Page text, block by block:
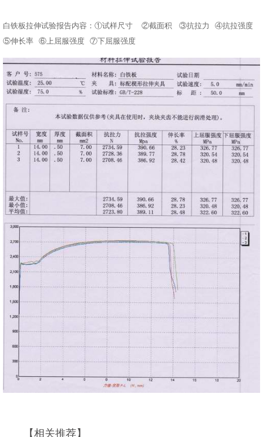
白铁板拉伸试验报告内容：①试样尺寸 ②截面积 ③抗拉力 ④抗拉强度
⑤伸长率 ⑥上屈服强度 ⑦下屈服强度
【相关推荐】